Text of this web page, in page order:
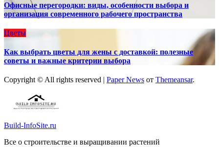
Офисные перегородки: виды, особенности выбора и
организация современного рабочего пространства
Цветы
Как выбрать цветы для жены с доставкой: полезные
советы и важные критерии выбора
Copyright © All rights reserved Paper News от Themeansar.
Build-InfoSite.ru
Все о строительстве и выращивании растений